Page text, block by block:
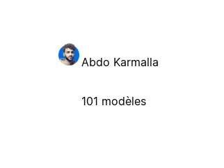
Abdo Karmalla
101 modèles